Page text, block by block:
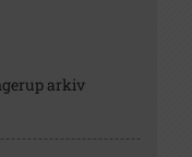
arkiv